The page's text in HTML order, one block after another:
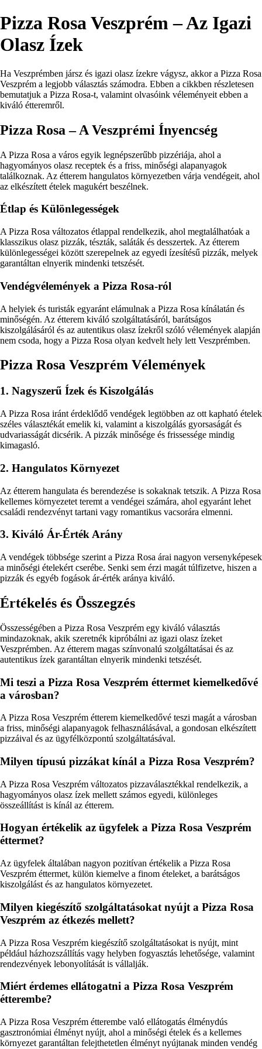
Pizza Rosa Veszprém – Az Igazi
Olasz Ízek
Ha Veszprémben jársz és igazi olasz ízekre vágysz, akkor a Pizza Rosa
Veszprém a legjobb választás számodra. Ebben a cikkben részletesen
bemutatjuk a Pizza Rosa-t, valamint olvasóink véleményeit ebben a
kiváló étteremről.
Pizza Rosa – A Veszprémi Ínyencség
A Pizza Rosa a város egyik legnépszerűbb pizzériája, ahol a
hagyományos olasz receptek és a friss, minőségi alapanyagok
találkoznak. Az étterem hangulatos környezetben várja vendégeit, ahol
az elkészített ételek magukért beszélnek.
Étlap és Különlegességek
A Pizza Rosa változatos étlappal rendelkezik, ahol megtalálhatóak a
klasszikus olasz pizzák, tészták, saláták és desszertek. Az étterem
különlegességei között szerepelnek az egyedi ízesítésű pizzák, melyek
garantáltan elnyerik mindenki tetszését.
Vendégvélemények a Pizza Rosa-ról
A helyiek és turisták egyaránt elámulnak a Pizza Rosa kínálatán és
minőségén. Az étterem kiváló szolgáltatásáról, barátságos
kiszolgálásáról és az autentikus olasz ízekről szóló vélemények alapján
nem csoda, hogy a Pizza Rosa olyan kedvelt hely lett Veszprémben.
Pizza Rosa Veszprém Vélemények
1. Nagyszerű Ízek és Kiszolgálás
A Pizza Rosa iránt érdeklődő vendégek legtöbben az ott kapható ételek
széles választékát emelik ki, valamint a kiszolgálás gyorsaságát és
udvariasságát dicsérik. A pizzák minősége és frissessége mindig
kimagasló.
2. Hangulatos Környezet
Az étterem hangulata és berendezése is sokaknak tetszik. A Pizza Rosa
kellemes környezetet teremt a vendégei számára, ahol egyaránt lehet
családi rendezvényt tartani vagy romantikus vacsorára elmenni.
3. Kiváló Ár-Érték Arány
A vendégek többsége szerint a Pizza Rosa árai nagyon versenyképesek
a minőségi ételekért cserébe. Senki sem érzi magát túlfizetve, hiszen a
pizzák és egyéb fogások ár-érték aránya kiváló.
Értékelés és Összegzés
Összességében a Pizza Rosa Veszprém egy kiváló választás
mindazoknak, akik szeretnék kipróbálni az igazi olasz ízeket
Veszprémben. Az étterem magas színvonalú szolgáltatásai és az
autentikus ízek garantáltan elnyerik mindenki tetszését.
Mi teszi a Pizza Rosa Veszprém éttermet kiemelkedővé
a városban?
A Pizza Rosa Veszprém étterem kiemelkedővé teszi magát a városban
a friss, minőségi alapanyagok felhasználásával, a gondosan elkészített
pizzáival és az ügyfélközpontú szolgáltatásával.
Milyen típusú pizzákat kínál a Pizza Rosa Veszprém?
A Pizza Rosa Veszprém változatos pizzaválasztékkal rendelkezik, a
hagyományos olasz ízek mellett számos egyedi, különleges
összeállítást is kínál az étterem.
Hogyan értékelik az ügyfelek a Pizza Rosa Veszprém
éttermet?
Az ügyfelek általában nagyon pozitívan értékelik a Pizza Rosa
Veszprém éttermet, külön kiemelve a finom ételeket, a barátságos
kiszolgálást és az hangulatos környezetet.
Milyen kiegészítő szolgáltatásokat nyújt a Pizza Rosa
Veszprém az étkezés mellett?
A Pizza Rosa Veszprém kiegészítő szolgáltatásokat is nyújt, mint
például házhozszállítás vagy helyben fogyasztás lehetősége, valamint
rendezvények lebonyolítását is vállalják.
Miért érdemes ellátogatni a Pizza Rosa Veszprém
étterembe?
A Pizza Rosa Veszprém étterembe való ellátogatás élménydús
gasztronómiai élményt nyújt, ahol a minőségi ételek és a kellemes
környezet garantáltan felejthetetlen élményt nyújtanak minden vendég